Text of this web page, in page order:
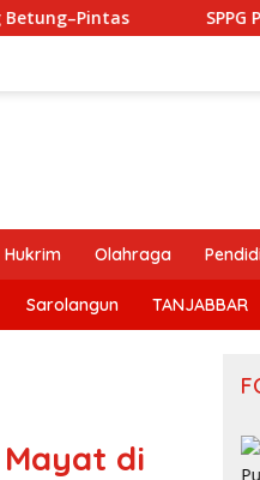
Purwodadi Rimbo
Hukrim Olahraga
Sarolangun TANJABBAR
di